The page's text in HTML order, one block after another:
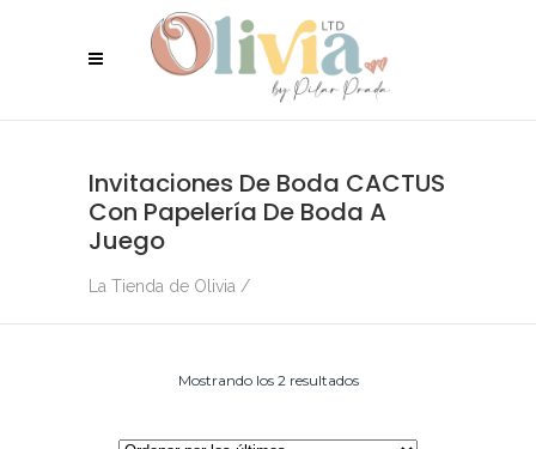
Invitaciones De Boda CACTUS
Con Papelería De Boda A
Juego
La Tienda de Olivia /
Mostrando los 2 resultadosOrdenado